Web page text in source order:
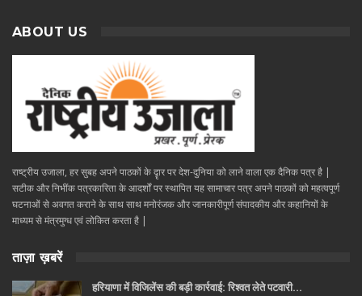
ABOUT US
राष्ट्रीय उजाला, हर सुबह अपने पाठकों के दॄार पर देश-दुनिया को लाने वाला एक दैनिक पत्र है |
सटीक और निभींक पत्रकारिता के आदर्शों पर स्थापित यह सामाचार पत्र अपने पाठकों को महत्वपूर्ण
घटनाओं से अवगत कराने के साथ साथ मनोरंजक और जानकारीपूर्ण संपादकीय और कहानियों के
माध्यम से मंत्रमुग्ध एवं लोकित करता है |
ताज़ा ख़बरें
हरियाणा में विजिलेंस की बड़ी कार्रवाई: रिश्वत लेते पटवारी…